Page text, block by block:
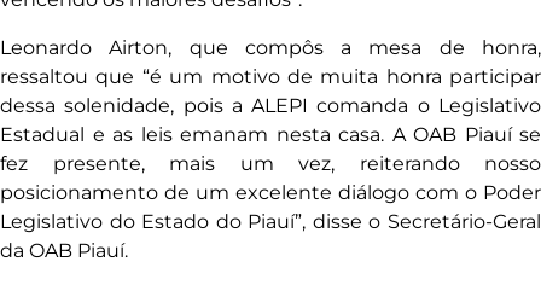
Leonardo Airton, que compôs a mesa de honra,
ressaltou que “é um motivo de muita honra participar
dessa solenidade, pois a ALEPI comanda o Legislativo
Estadual e as leis emanam nesta casa. A OAB Piauí se
fez presente, mais um vez, reiterando nosso
posicionamento de um excelente diálogo com o Poder
Legislativo do Estado do Piauí”, disse o Secretário-Geral
da OAB Piauí.